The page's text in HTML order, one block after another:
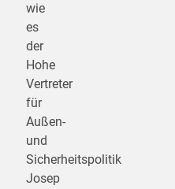
wie
es
der
Hohe
Vertreter
für
Außen-
und
Sicherheitspolitik
Josep